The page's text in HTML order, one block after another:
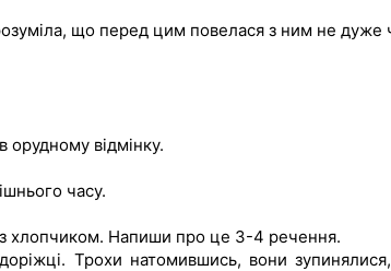
що перед цим повелася з ним не дуже
орудному відмінку.
часу.
хлопчиком. Напиши про це 3-4 речення.
Трохи натомившись, вони